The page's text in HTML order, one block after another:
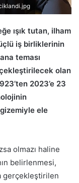
ışık tutan, ilham
iş birliklerinin
teması
olan
2023’e 23
gizemiyle ele
olmazı haline
belirlenmesi,
gerçekleştirilen